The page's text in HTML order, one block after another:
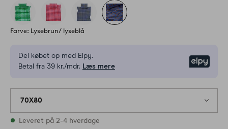
Farve: Lysebrun/ lyseblå
Del købet op med Elpy.
Betal fra 39 kr./mdr. Læs mere
70X80
På lager
Leveret på 2-4 hverdage